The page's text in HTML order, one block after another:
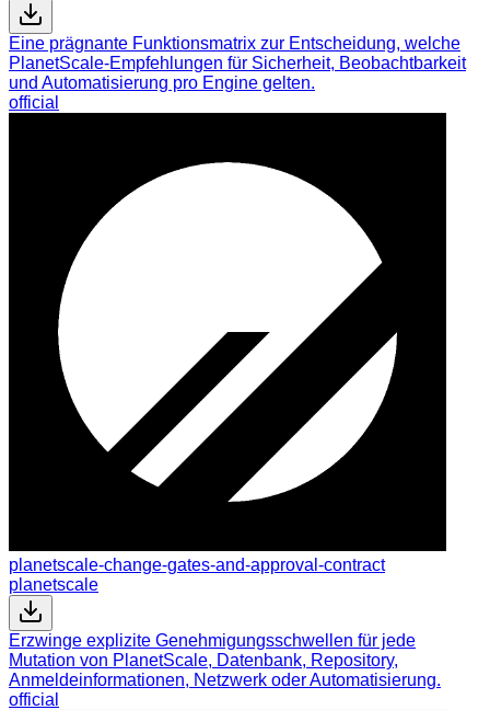
Eine prägnante Funktionsmatrix zur Entscheidung, welche
PlanetScale-Empfehlungen für Sicherheit, Beobachtbarkeit
und Automatisierung pro Engine gelten.
official
planetscale-change-gates-and-approval-contract
planetscale
Erzwinge explizite Genehmigungsschwellen für jede
Mutation von PlanetScale, Datenbank, Repository,
Anmeldeinformationen, Netzwerk oder Automatisierung.
official